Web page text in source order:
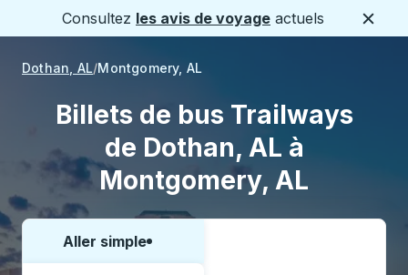
Consultez les avis de voyage actuels
Dothan, AL Montgomery, AL
Billets de bus Trailways
de Dothan, AL à
Montgomery, AL
Choisissez un sens ou un aller-retour:
Aller simple